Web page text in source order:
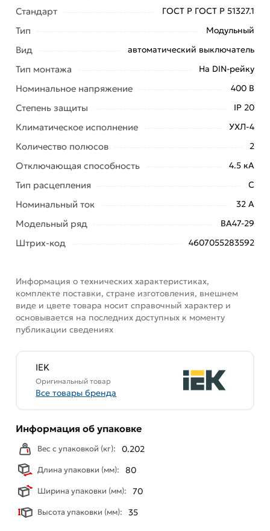
доставки или самовывоза. Перед оформлением
онлайн заказа рекомендуем ознакомиться с
описанием, характеристиками и отзывами.
Данний товар от производителя
сертифицирован,
купленного товарa в течение 7 дней (наличие чека
обязательно).
Стандарт ГОСТ Р ГОСТ Р 51327.1
Тип Модульный
Вид автоматический выключатель
Тип монтажа На DIN-рейку
Номинальное напряжение 400 В
Степень защиты IP 20
Климатическое исполнение УХЛ-4
Количество полюсов 2
Отключающая способность 4.5 кА
Тип расцепления C
Номинальный ток 32 А
Модельный ряд ВА47-29
Штрих-код 4607055283592
Информация о технических характеристиках,
комплекте поставки, стране изготовления, внешнем
виде и цвете товара носит справочный характер и
основывается на последних доступных к моменту
публикации сведениях
IEK
Оригинальный товар
Все товары бренда
Информация об упаковке
Вес с упаковкой (кг): 0.202
Длина упаковки (мм): 80
Ширина упаковки (мм): 70
Высота упаковки (мм): 35